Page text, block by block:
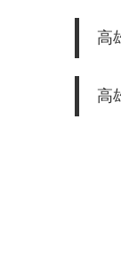
高
高